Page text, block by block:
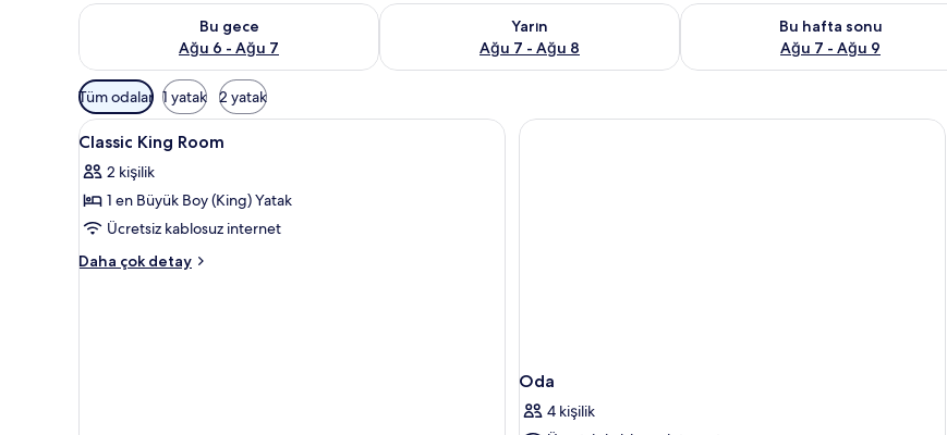
Bu gece
Ağu 6 - Ağu 7
Bu gece için müsaitliği kontrol et Ağu 6 - Ağu 7
Yarın
Ağu 7 - Ağu 8
Yarın için müsaitliği kontrol et Ağu 7 - Ağu 8
Bu hafta sonu
Ağu 7 - Ağu 9
Bu hafta sonu için müsaitliği
Odalar
için
mevcut
Tüm odalar 1 yatak 2 yatak
Classic
King
Room
için
tüm
fotoğrafları
Kaliteli yatak takımı, odada kasa, masa
4
Classic King Room
2 kişilik
1 en Büyük Boy (King) Yatak
Ücretsiz kablosuz internet
Daha çok detay
Classic
Oda
4 kişilik